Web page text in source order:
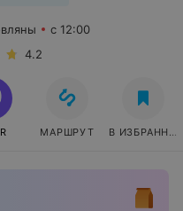
с 12:00
4.2
МАРШРУТ В ИЗБРАННОЕ